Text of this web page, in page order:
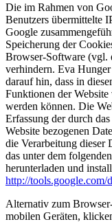
Die im Rahmen von
Benutzers übermittelte
Google
Speicherung der
Browser-Software (vgl.
verhindern. Eva
darauf hin, dass in
Funktionen der
werden können. Die
Erfassung der durch
Website bezogenen
die Verarbeitung dieser
das unter dem
herunterladen und
http://tools.google.com/
Alternativ zum
mobilen Geräten,